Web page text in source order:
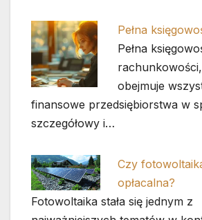
Pełna
Pełna
obejmuje
finansowe przedsiębiorstwa w
szczegółowy i…
Czy
opłacalna?
Fotowoltaika stała się jednym z